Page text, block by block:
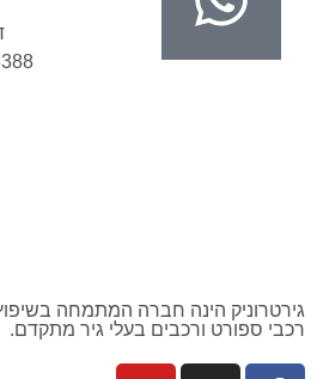
גירטרוניק הינה חברה המתמחה בשיפוץ
רכבי ספורט ורכבים בעלי גיר מתקדם.